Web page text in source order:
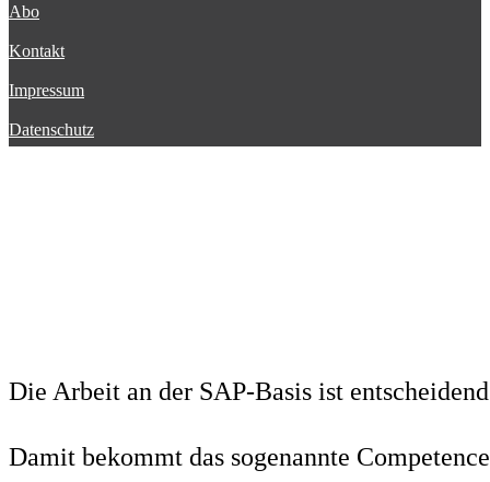
Abo
Kontakt
Impressum
Datenschutz
Die Arbeit an der SAP-Basis ist
Damit bekommt das sogenannte